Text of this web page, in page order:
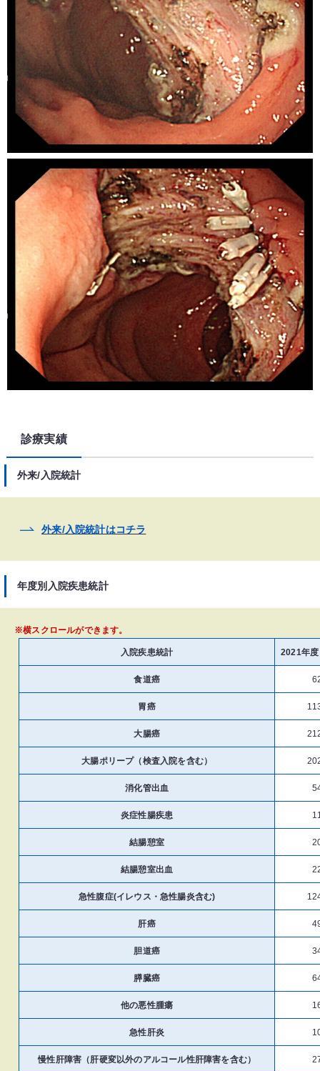
診療実績
外来/入院統計
外来/入院統計はコチラ
年度別入院疾患統計
※横スクロールができます。
入院疾患統計 2021年度
食道癌
胃癌
大腸癌
大腸ポリープ（検査入院を含む）
消化管出血
炎症性腸疾患
結腸憩室
結腸憩室出血
急性腹症(イレウス・急性腸炎含む)
肝癌
胆道癌
膵臓癌
他の悪性腫瘍
急性肝炎
慢性肝障害（肝硬変以外のアルコール性肝障害を含む）